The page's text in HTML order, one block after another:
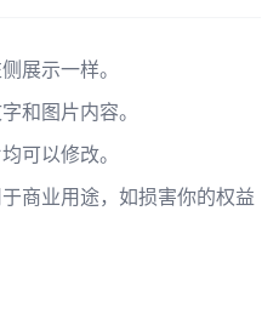
展示一样。
和图片内容。
可以修改。
商业用途，如损害你的权益